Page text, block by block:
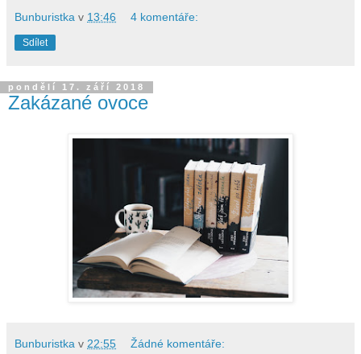
Bunburistka v 13:46 4 komentáře:
Sdílet
pondělí 17. září 2018
Zakázané ovoce
Bunburistka v 22:55 Žádné komentáře: